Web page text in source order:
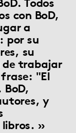
con BoD,
a
por su
su
trabajar
"El
y